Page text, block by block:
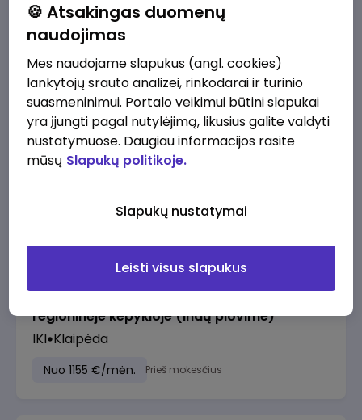
prieš 3 val.
Prekybos procesų specialistas (-ė)
IKI Vilnius
2200 - 2500 €/mėn. Prieš mokesčius
Pagalbinis darbuotojas (-a) Klaipėdos
regioninėje kepykloje (indų plovime)
IKI Klaipėda
Nuo 1155 €/mėn. Prieš mokesčius
🍪 Atsakingas duomenų
naudojimas
Mes naudojame slapukus (angl. cookies)
lankytojų srauto analizei, rinkodarai ir turinio
suasmeninimui. Portalo veikimui būtini slapukai
yra įjungti pagal nutylėjimą, likusius galite valdyti
nustatymuose. Daugiau informacijos rasite
mūsų Slapukų politikoje.
Slapukų nustatymai
Leisti visus slapukus